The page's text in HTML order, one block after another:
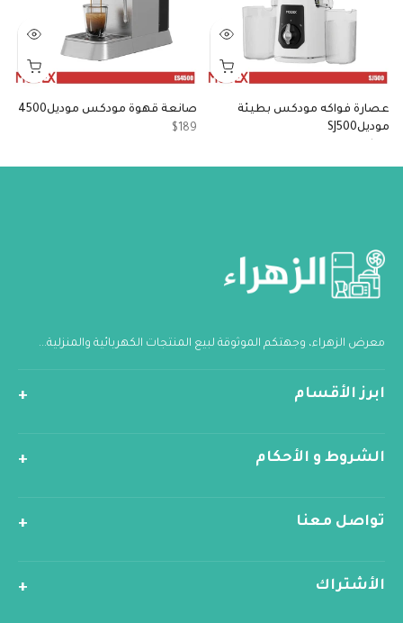
عصارة فواكه مودكس بطيئة
موديلSJ500
صانعة قهوة مودكس موديل4500
$189
معرض الزهراء، وجهتكم الموثوقة لبيع المنتجات الكهربائية والمنزلية...
ابرز الأقسام
الشروط و الأحكام
تواصل معنا
الأشتراك